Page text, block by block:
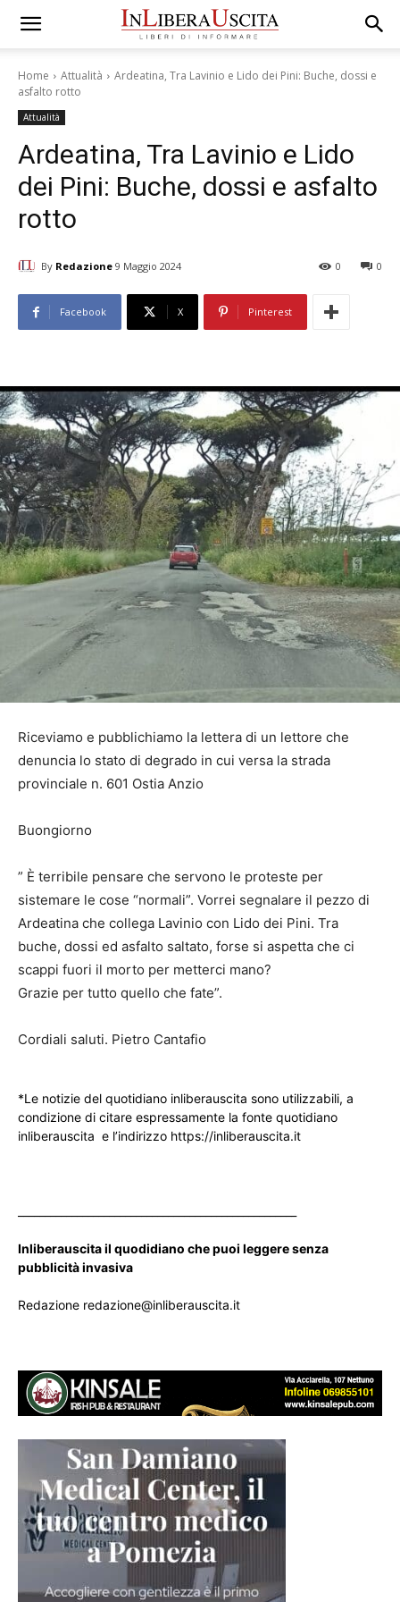
Home Attualità
Ardeatina, Tra Lavinio e Lido dei Pini: Buche, dossi e
asfalto rotto
Attualità
Ardeatina, Tra Lavinio e Lido
dei Pini: Buche, dossi e asfalto
rotto
By Redazione 9 Maggio 2024 0
0
Facebook X Pinterest
Riceviamo e pubblichiamo la lettera di un lettore che
denuncia lo stato di degrado in cui versa la strada
provinciale n. 601 Ostia Anzio
Buongiorno
” È terribile pensare che servono le proteste per
sistemare le cose “normali”. Vorrei segnalare il pezzo di
Ardeatina che collega Lavinio con Lido dei Pini. Tra
buche, dossi ed asfalto saltato, forse si aspetta che ci
scappi fuori il morto per metterci mano?
Grazie per tutto quello che fate”.
Cordiali saluti. Pietro Cantafio
*Le notizie del quotidiano inliberauscita sono utilizzabili, a
condizione di citare espressamente la fonte quotidiano
inliberauscita e l’indirizzo https://inliberauscita.it
Inliberauscita il quodidiano che puoi leggere senza
pubblicità invasiva
Redazione redazione@inliberauscita.it